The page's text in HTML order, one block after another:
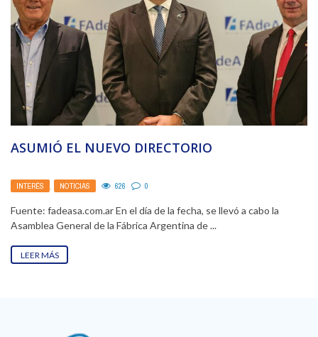
ASUMIÓ EL NUEVO DIRECTORIO
INTERÉS NOTICIAS 626 0
Fuente: fadeasa.com.ar En el día de la fecha, se llevó a cabo la
Asamblea General de la Fábrica Argentina de ...
LEER MÁS